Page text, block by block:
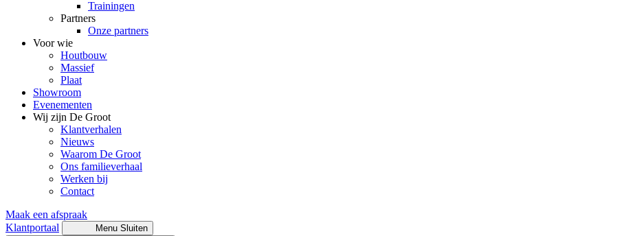
Trainingen
Partners
Onze partners
Voor wie
Houtbouw
Massief
Plaat
Showroom
Evenementen
Wij zijn De Groot
Klantverhalen
Nieuws
Waarom De Groot
Ons familieverhaal
Werken bij
Contact
Maak een afspraak
Klantportaal
Menu Sluiten